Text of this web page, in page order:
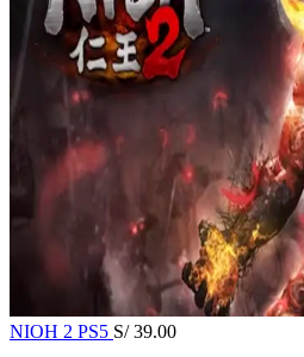
NIOH 2 PS5 S/39.00